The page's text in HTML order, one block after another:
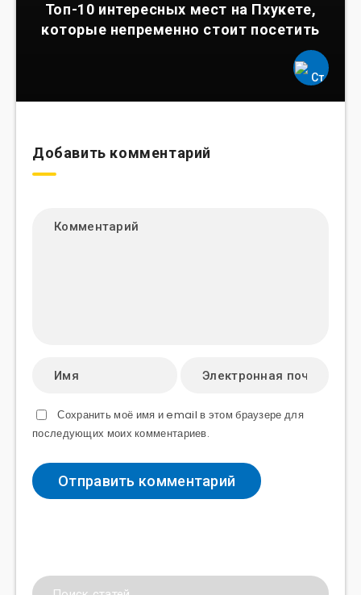
Топ-10 интересных мест на Пхукете,
которые непременно стоит посетить
Добавить комментарий
Сохранить моё имя и email в этом браузере для
последующих моих комментариев.